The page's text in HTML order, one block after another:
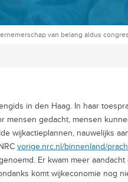
van belang aldus
in den Haag. In haar
gedacht, mensen
wijkactieplannen, nauwelijks
vorige.nrc.nl/binnenland/
Er kwam meer
komt wijkeconomie nog